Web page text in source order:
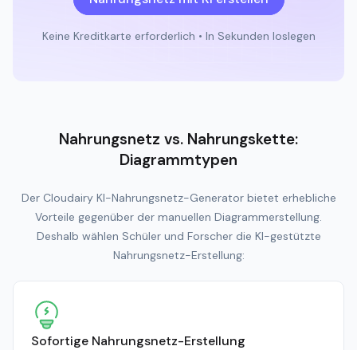
Keine Kreditkarte erforderlich • In Sekunden loslegen
Nahrungsnetz vs. Nahrungskette:
Diagrammtypen
Der Cloudairy KI-Nahrungsnetz-Generator bietet erhebliche
Vorteile gegenüber der manuellen Diagrammerstellung.
Deshalb wählen Schüler und Forscher die KI-gestützte
Nahrungsnetz-Erstellung:
Sofortige Nahrungsnetz-Erstellung